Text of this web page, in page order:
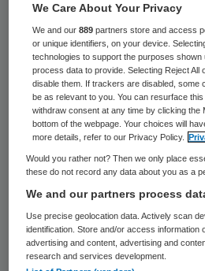
met haar
aan de meest actuele
nieuwe norm vereist
bredere kijk op
omgaan met kansen.
In de nieuwe norm krijgen
doelstellingen meer
verbeteringen. De norm
en naar betrokken
Peter Lamme,
P5COM. “Voorheen was
We Care About Your Privacy
We and our889 partners store and access
or unique identifiers, on your device.
technologies to support the purposes
process data to provide. Selecting Reject All
disable them. If trackers are disabled, some
be as relevant to you. You can resurface
withdraw consent at any time by clicking the
bottom of the webpage. Your choices will
more details, refer to our Privacy Policy.
Would you rather not? Then we only place
these do not record any data about you as a
We and our partners process
Use precise geolocation data. Actively scan
identification. Store and/or access information
advertising and content, advertising and
research and services development.